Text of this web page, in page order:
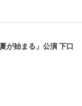
が始まる」公演 下口